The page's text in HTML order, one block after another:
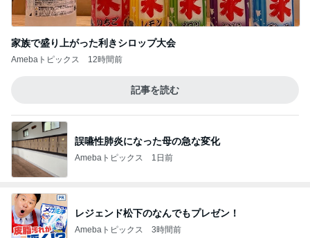
家族で盛り上がった利きシロップ大会
Amebaトピックス 12時間前
記事を読む
誤嚥性肺炎になった母の急な変化
Amebaトピックス 1日前
レジェンド松下のなんでもプレゼン！
Amebaトピックス 3時間前